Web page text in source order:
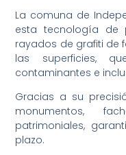
La comuna de
esta tecnología de
rayados de grafiti de
las superficies,
contaminantes e
Gracias a su
monumentos,
patrimoniales,
plazo.